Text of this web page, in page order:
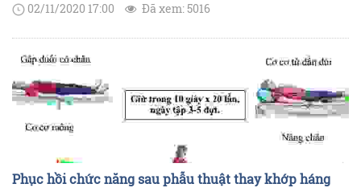
02/11/2020 17:00 Đã xem: 5016
Phục hồi chức năng sau phẫu thuật thay khớp háng